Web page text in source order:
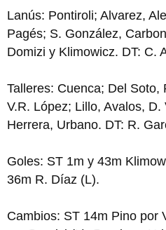
Lanús: Pontiroli; Alvarez,
Pagés; S. González,
Domizi y Klimowicz. DT: C.
Talleres: Cuenca; Del Soto,
V.R. López; Lillo, Avalos, D.
Herrera, Urbano. DT: R.
Goles: ST 1m y 43m
36m R. Díaz (L).
Cambios: ST 14m Pino por